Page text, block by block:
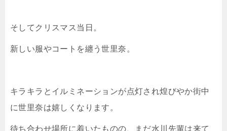
そしてクリスマス当日。
新しい服やコートを纏う世里奈。
キラキラとイルミネーションが点灯され煌びやか街中
に世里奈は嬉しくなります。
待ち合わせ場所に着いたものの、まだ水川先輩は来て